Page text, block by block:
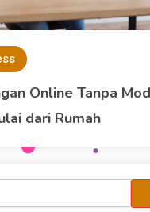
Online Tanpa
dari Rumah